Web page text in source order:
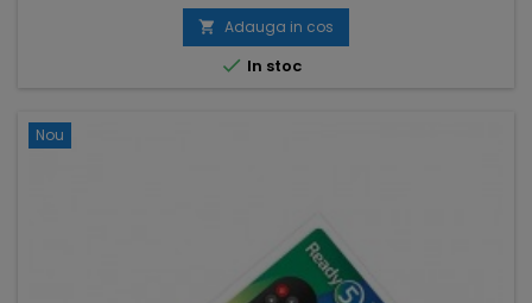
 Adauga in cos
 In stoc
Nou